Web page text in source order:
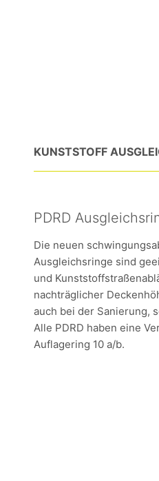
KUNSTSTOFF
PDRD
Die neuen
Ausgleichsringe sind
und
nachträglicher
auch bei der Sanierung,
Alle PDRD haben eine
Auflagering 10 a/b.